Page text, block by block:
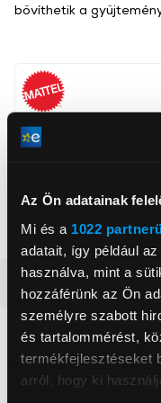
Az Ön adatainak
Mi és a 1022
adatait, így például
használva, mint a
hozzáférünk az Ön
személyre szabott
és tartalommérést,
termékfejlesztéseket
arról, hogy ki
Mattel Europa B.V.
www.shop.mattel.com
Korosztály
bővíthetik a
Részletes ismertető